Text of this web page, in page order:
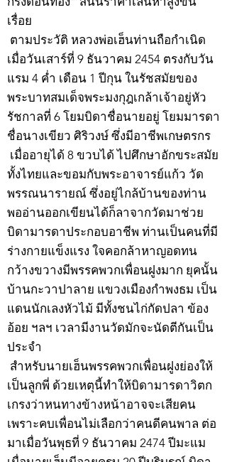
เรื่อย
ตามประวัติ หลวงพ่อเฮ็นท่านถือกำเนิด
เมื่อวันเสาร์ที่ 9 ธันวาคม 2454 ตรงกับวัน
แรม 4 ค่ำ เดือน 1 ปีกุน ในรัชสมัยของ
พระบาทสมเด็จพระมงกุฎเกล้าเจ้าอยู่หัว
รัชกาลที่ 6 โยมบิดาชื่อนายอยู่ โยมมารดา
ชื่อนางเขียว ศิริวงษ์ ซึ่งมีอาชีพเกษตรกร
เมื่ออายุได้ 8 ขวบได้ ไปศึกษาอักขระสมัย
ทั้งไทยและขอมกับพระอาจารย์แก้ว วัด
พรรณนารายณ์ ซึ่งอยู่ไกล้บ้านของท่าน
พออ่านออกเขียนได้ก็ลาจากวัดมาช่วย
บิดามารดาประกอบอาชีพ ท่านเป็นคนที่มี
ร่างกายแข็งแรง ใจคอกล้าหาญอดทน
กว้างขวางมีพรรคพวกเพื่อนฝูงมาก ยุคนั้น
บ้านกะวาปาลาย แขวงเมืองกำพงธม เป็น
แดนนักเลงหัวไม้ มีทั้งชนไก่กัดปลา ข้อง
อ้อย ฯลฯ เวลามีงานวัดมักจะนัดตีกันเป็น
ประจำ
สำหรับนายเฮ็นพรรคพวกเพื่อนฝูงย่องให้
เป็นลูกพี่ ด้วยเหตุนี้ทำให้บิดามารดาวิตก
เกรงว่าหนทางข้างหน้าอาจจะเสียคน
เพราะคบเพื่อนไม่เลือกว่าคนดีคนพาล ต่อ
มาเมื่อวันพุธที่ 9 ธันวาคม 2474 ปีมะแม